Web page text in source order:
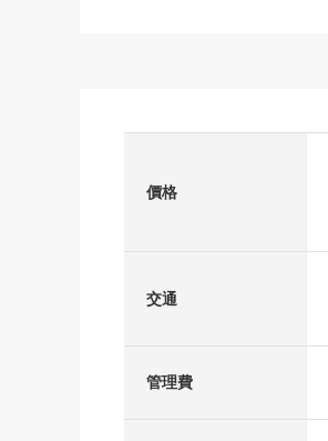
價格
交通
管理費